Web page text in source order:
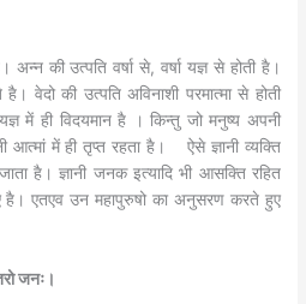
अन्न की उत्पति वर्षा से, वर्षा यज्ञ से होती है।
वेदो की उत्पति अविनाशी परमात्मा से होती
में ही विदयमान है । किन्तु जो मनुष्य अपनी
में ही तृप्त रहता है। ऐसे ज्ञानी व्यक्ति
है। ज्ञानी जनक इत्यादि भी आसक्ति रहित
हुए है। एतएव उन महापुरुषो का अनुसरण करते हुए
जनः।